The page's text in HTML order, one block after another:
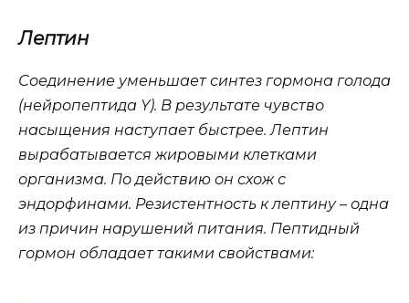
Лептин
Соединение уменьшает синтез гормона голода
(нейропептида Y). В результате чувство
насыщения наступает быстрее. Лептин
вырабатывается жировыми клетками
организма. По действию он схож с
эндорфинами. Резистентность к лептину – одна
из причин нарушений питания. Пептидный
гормон обладает такими свойствами: